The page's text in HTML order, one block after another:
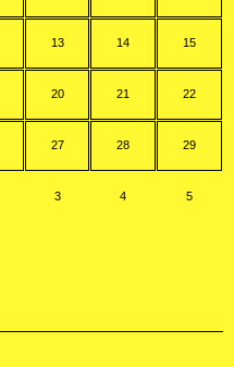
13 14 15
20 21 22
27 28 29
3 4 5